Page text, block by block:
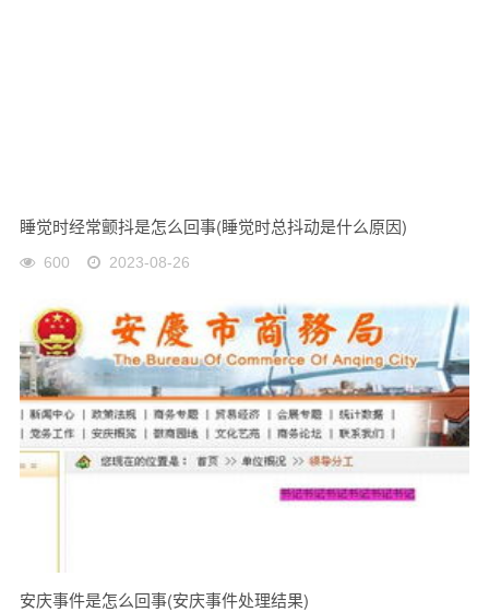
睡觉时经常颤抖是怎么回事(睡觉时总抖动是什么原因)
600 2023-08-26
安庆事件是怎么回事(安庆事件处理结果)